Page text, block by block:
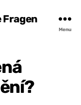
Menu